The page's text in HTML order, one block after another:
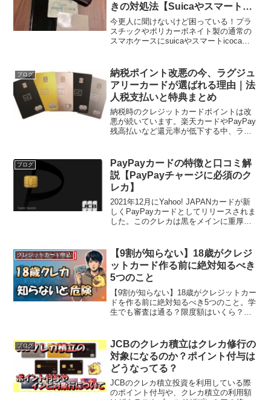
きの対処法【Suicaやスマート
ICOCAなど】
今更人に聞けないけど困っている！プラ
スチックやポリカーボネイト製の通常の
スマホケースにsuicaやスマートicocaを
ICカードを取り出してかざす羽目になっ
てしまったと...
ブログ
納税ポイント改悪の今、ラグジュ
アリーカードが選ばれる理由｜法
人税支払いと特典まとめ
納税時のクレジットカードポイントは改
悪が続いています。楽天カードやPayPay
残高払いなど還元率が低下する中、ラグ
の利用メリットや人気特典、経営者に選
ばれる理由をわかりやすく解説します
ブログ
PayPayカードの特徴と口コミ解
説【PayPayチャージに必須のク
レカ】
2021年12月にYahoo! JAPANカードが新
しくPayPayカードとしてリリースされま
した。このクレカは黒をメインに重厚感
進んでいる現代にピッタリのカードと言
え...
クレジットカード申込
【9割が知らない】18歳がクレジ
ットカード作る前に絶対知るべき
5つのこと
【9割が知らない】18歳がクレジットカー
ドを作る前に絶対知るべき5つのこと。学
生でも審査は通る？限度額はいくら？リ
解説。
ブログ
JCBのクレカ積立はクレカ修行の
対象になるのか？ポイント付与は
どうなってる？
JCBのクレカ積立投資を利用している際
のポイント付与や、クレカ積立の利用額